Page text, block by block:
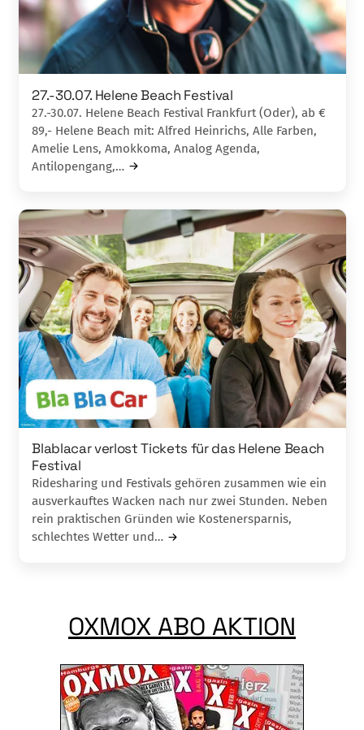
27.-30.07. Helene Beach Festival
27.-30.07. Helene Beach Festival Frankfurt (Oder), ab €
89,- Helene Beach mit: Alfred Heinrichs, Alle Farben,
Amelie Lens, Amokkoma, Analog Agenda,
Antilopengang,…
Blablacar verlost Tickets für das Helene Beach
Festival
Ridesharing und Festivals gehören zusammen wie ein
ausverkauftes Wacken nach nur zwei Stunden. Neben
rein praktischen Gründen wie Kostenersparnis,
schlechtes Wetter und…
OXMOX ABO AKTION